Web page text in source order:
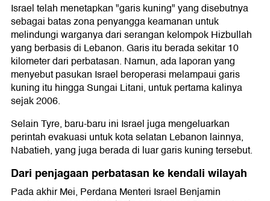
Israel telah menetapkan "garis kuning" yang disebutnya
sebagai batas zona penyangga keamanan untuk
melindungi warganya dari serangan kelompok Hizbullah
yang berbasis di Lebanon. Garis itu berada sekitar 10
kilometer dari perbatasan. Namun, ada laporan yang
menyebut pasukan Israel beroperasi melampaui garis
kuning itu hingga Sungai Litani, untuk pertama kalinya
sejak 2006.
Selain Tyre, baru-baru ini Israel juga mengeluarkan
perintah evakuasi untuk kota selatan Lebanon lainnya,
Nabatieh, yang juga berada di luar garis kuning tersebut.
Dari penjagaan perbatasan ke kendali wilayah
Pada akhir Mei, Perdana Menteri Israel Benjamin